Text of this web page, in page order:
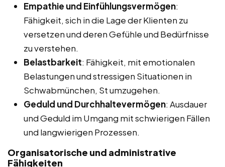
Empathie und Einfühlungsvermögen:
Fähigkeit, sich in die Lage der Klienten zu
versetzen und deren Gefühle und Bedürfnisse
zu verstehen.
Belastbarkeit: Fähigkeit, mit emotionalen
Belastungen und stressigen Situationen in
Schwabmünchen, St umzugehen.
Geduld und Durchhaltevermögen: Ausdauer
und Geduld im Umgang mit schwierigen Fällen
und langwierigen Prozessen.
Organisatorische und administrative
Fähigkeiten